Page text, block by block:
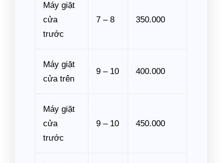
Máy giặt
cửa
trước
7 – 8 350.000
Máy giặt
cửa trên
9 – 10 400.000
Máy giặt
cửa
trước
9 – 10 450.000